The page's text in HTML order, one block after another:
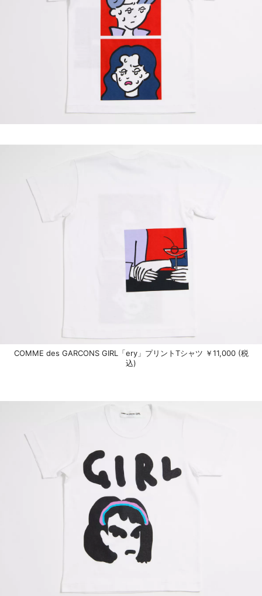
COMME des GARCONS GIRL「ery」プリントTシャツ ￥11,000 (税
込)